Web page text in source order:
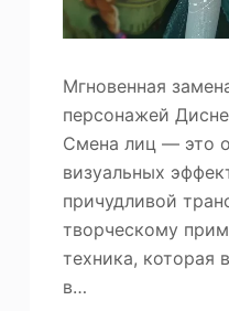
Мгновенная
персонажей
Смена лиц — это
визуальных
причудливой
творческому
техника, которая
в…